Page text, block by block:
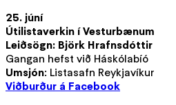
25. júní
Útilistaverkin í Vesturbænum
Leiðsögn: Björk Hrafnsdóttir
Gangan hefst við Háskólabíó
Umsjón: Listasafn Reykjavíkur
Viðburður á Facebook